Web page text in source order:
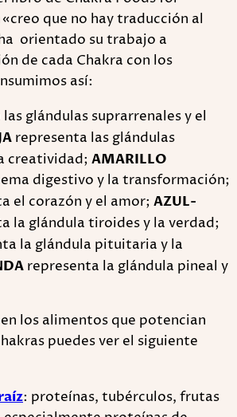
que no hay traducción al
orientado su trabajo a
de cada Chakra con los
así:
glándulas suprarrenales y el
representa las glándulas
creatividad; AMARILLO
digestivo y la transformación;
el corazón y el amor; AZUL-
la glándula tiroides y la verdad;
la glándula pituitaria y la
representa la glándula pineal y
los alimentos que potencian
puedes ver el siguiente
: proteínas, tubérculos, frutas